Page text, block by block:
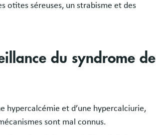
otites séreuses, un strabisme et des
du syndrome de
hypercalcémie et d’une hypercalciurie,
sont mal connus.